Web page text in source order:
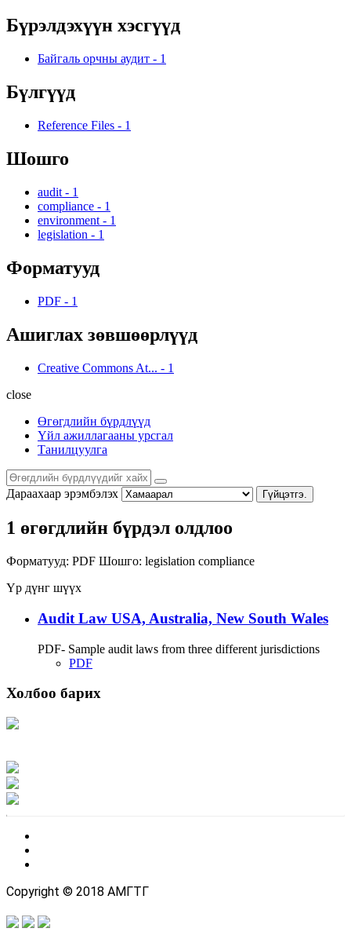
Бүрэлдэхүүн хэсгүүд
Байгаль орчны аудит - 1
Бүлгүүд
Reference Files - 1
Шошго
audit - 1
compliance - 1
environment - 1
legislation - 1
Форматууд
PDF - 1
Ашиглах зөвшөөрлүүд
Creative Commons At... - 1
close
Өгөгдлийн бүрдлүүд
Үйл ажиллагааны урсгал
Танилцуулга
Дараахаар эрэмбэлэх Гүйцэтгэ.
1 өгөгдлийн бүрдэл олдлоо
Форматууд: PDF Шошго: legislation compliance
Үр дүнг шүүх
Audit Law USA, Australia, New South Wales
PDF- Sample audit laws from three different jurisdictions
PDF
Холбоо барих
Copyright © 2018 АМГТГ